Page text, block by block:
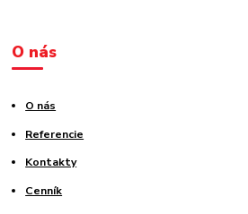
O nás
O nás
Referencie
Kontakty
Cenník